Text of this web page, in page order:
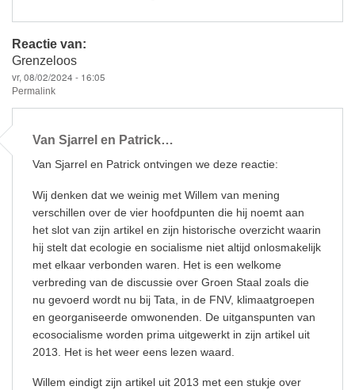
Reactie van:
Grenzeloos
vr, 08/02/2024 - 16:05
Permalink
Van Sjarrel en Patrick…
Van Sjarrel en Patrick ontvingen we deze reactie:
Wij denken dat we weinig met Willem van mening
verschillen over de vier hoofdpunten die hij noemt aan
het slot van zijn artikel en zijn historische overzicht waarin
hij stelt dat ecologie en socialisme niet altijd onlosmakelijk
met elkaar verbonden waren. Het is een welkome
verbreding van de discussie over Groen Staal zoals die
nu gevoerd wordt nu bij Tata, in de FNV, klimaatgroepen
en georganiseerde omwonenden. De uitganspunten van
ecosocialisme worden prima uitgewerkt in zijn artikel uit
2013. Het is het weer eens lezen waard.
Willem eindigt zijn artikel uit 2013 met een stukje over